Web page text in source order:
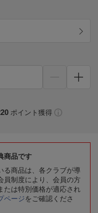
ポイント獲得
商品です
る商品は、各クラブが導
員制度により、会員の方
たは特別価格が適応され
ページをご確認くださ